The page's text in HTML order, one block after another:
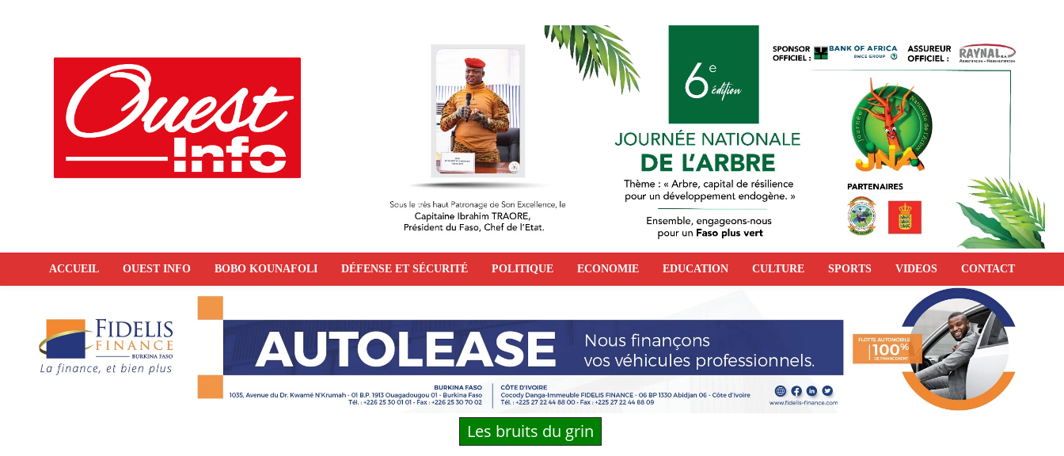
ACCUEIL OUEST INFO BOBO KOUNAFOLI DÉFENSE ET SÉCURITÉ POLITIQUE ECONOMIE EDUCATION CULTURE SPORTS VIDEOS CONTACT
Les bruits du grin